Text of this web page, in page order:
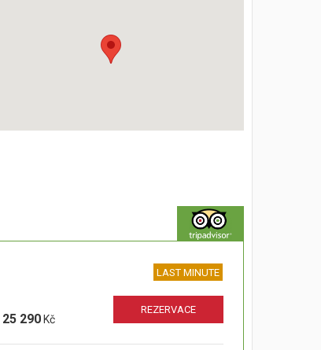
LAST MINUTE
25 290Kč
REZERVACE